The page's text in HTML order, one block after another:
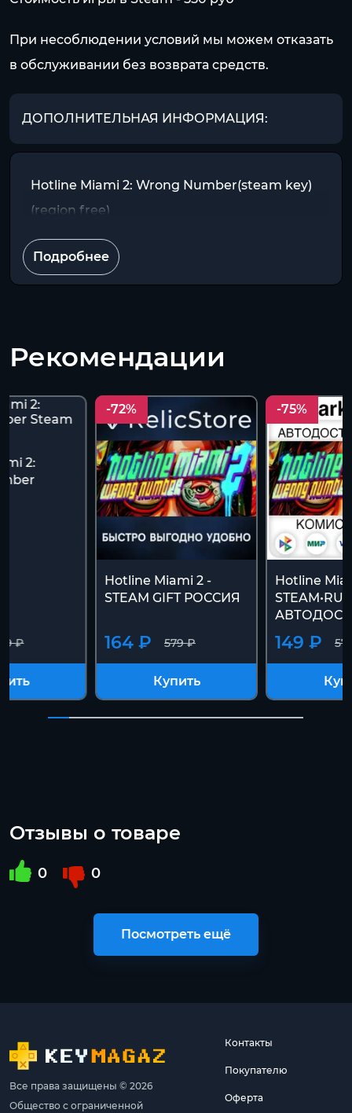
При несоблюдении условий мы можем отказать
в обслуживании без возврата средств.
ДОПОЛНИТЕЛЬНАЯ ИНФОРМАЦИЯ:
Hotline Miami 2: Wrong Number(steam key)
(region free)
Подробнее
Рекомендации
2:
₽
-72%
Hotline Miami 2 -
STEAM GIFT РОССИЯ
579 ₽
164 ₽
Купить
-75%
Hotline
STEAM•RU
149 ₽
Отзывы о товаре
0 0
Посмотреть ещё
Все права защищены © 2026
Общество с ограниченной
Контакты
Покупателю
Оферта